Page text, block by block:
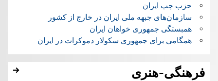
حزب چپ ایران
سازمان‌های جبهه ملی ایران در خارج از کشور
همبستگی جمهوری خواهان ایران
همگامی برای جمهوری سکولار دموکرات در ایران
فرهنگی-هنری